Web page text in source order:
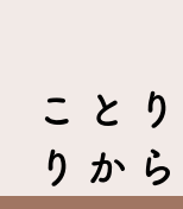
こと
りか